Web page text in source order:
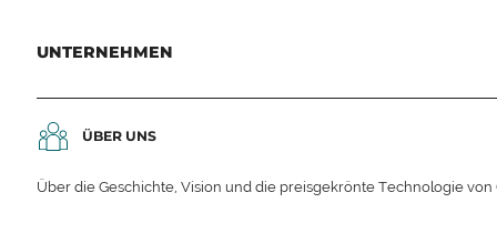
UNTERNEHMEN
ÜBER UNS
Über die Geschichte, Vision und die preisgekrönte Technologie von